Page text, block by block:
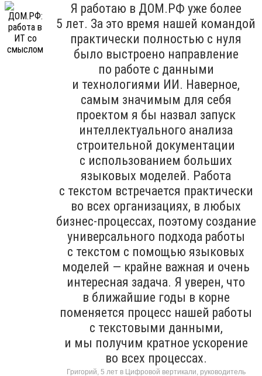
Я работаю в ДОМ.РФ уже более
5 лет. За это время нашей командой
практически полностью с нуля
было выстроено направление
по работе с данными
и технологиями ИИ. Наверное,
самым значимым для себя
проектом я бы назвал запуск
интеллектуального анализа
строительной документации
с использованием больших
языковых моделей. Работа
с текстом встречается практически
во всех организациях, в любых
бизнес-процессах, поэтому создание
универсального подхода работы
с текстом с помощью языковых
моделей — крайне важная и очень
интересная задача. Я уверен, что
в ближайшие годы в корне
поменяется процесс нашей работы
с текстовыми данными,
и мы получим кратное ускорение
во всех процессах.
Григорий, 5 лет в Цифровой вертикали, руководитель